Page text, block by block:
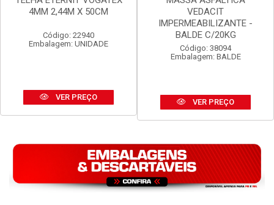
4MM 2,44M X 50CM
Código: 22940
Embalagem: UNIDADE
VER PREÇO
VEDACIT
IMPERMEABILIZANTE -
BALDE C/20KG
Código: 38094
Embalagem: BALDE
VER PREÇO